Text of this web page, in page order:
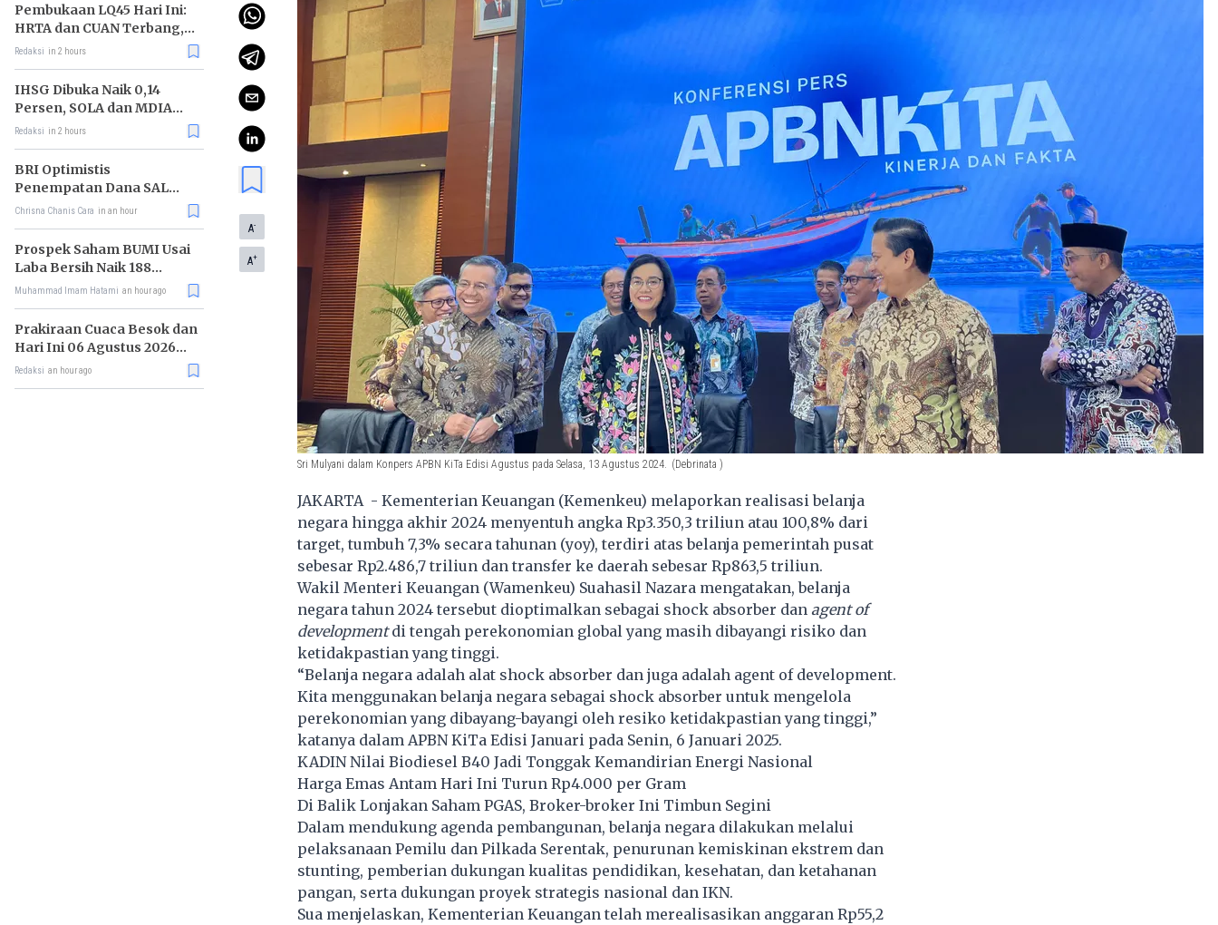
Pembukaan LQ45 Hari Ini:
HRTA dan CUAN Terbang,
MAPI Tiarap
Redaksi in 2 hours
IHSG Dibuka Naik 0,14
Persen, SOLA dan MDIA
Jadi Katalis
Redaksi in 2 hours
BRI Optimistis
Penempatan Dana SAL
Dorong Pembiayaan Sektor
Chrisna Chanis Cara in an hour
Prospek Saham BUMI Usai
Laba Bersih Naik 188
Persen
Muhammad Imam Hatami an hour ago
Prakiraan Cuaca Besok dan
Hari Ini 06 Agustus 2026
untuk Wilayah DKI Jakarta
Redaksi an hour ago
A-
A+
Sri Mulyani dalam Konpers APBN KiTa Edisi Agustus pada Selasa, 13 Agustus 2024. (Debrinata )
JAKARTA - Kementerian Keuangan (Kemenkeu) melaporkan realisasi belanja
negara hingga akhir 2024 menyentuh angka Rp3.350,3 triliun atau 100,8% dari
target, tumbuh 7,3% secara tahunan (yoy), terdiri atas belanja pemerintah pusat
sebesar Rp2.486,7 triliun dan transfer ke daerah sebesar Rp863,5 triliun.
Wakil Menteri Keuangan (Wamenkeu) Suahasil Nazara mengatakan, belanja
negara tahun 2024 tersebut dioptimalkan sebagai shock absorber dan agent of
developmentdi tengah perekonomian global yang masih dibayangi risiko dan
ketidakpastian yang tinggi.
“Belanja negara adalah alat shock absorber dan juga adalah agent of development.
Kita menggunakan belanja negara sebagai shock absorber untuk mengelola
perekonomian yang dibayang-bayangi oleh resiko ketidakpastian yang tinggi,”
katanya dalam APBN KiTa Edisi Januari pada Senin, 6 Januari 2025.
KADIN Nilai Biodiesel B40 Jadi Tonggak Kemandirian Energi Nasional
Harga Emas Antam Hari Ini Turun Rp4.000 per Gram
Di Balik Lonjakan Saham PGAS, Broker-broker Ini Timbun Segini
Dalam mendukung agenda pembangunan, belanja negara dilakukan melalui
pelaksanaan Pemilu dan Pilkada Serentak, penurunan kemiskinan ekstrem dan
stunting, pemberian dukungan kualitas pendidikan, kesehatan, dan ketahanan
pangan, serta dukungan proyek strategis nasional dan IKN.
Sua menjelaskan, Kementerian Keuangan telah merealisasikan anggaran Rp55,2